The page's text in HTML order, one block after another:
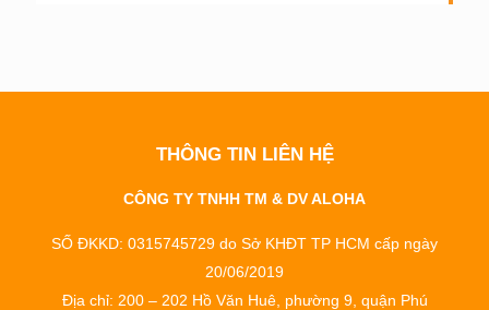
THÔNG TIN LIÊN HỆ
CÔNG TY TNHH TM & DV ALOHA
SỐ ĐKKD: 0315745729 do Sở KHĐT TP HCM cấp ngày
20/06/2019
Địa chỉ: 200 – 202 Hồ Văn Huê, phường 9, quận Phú